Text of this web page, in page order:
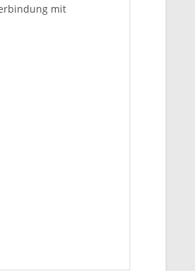
mit